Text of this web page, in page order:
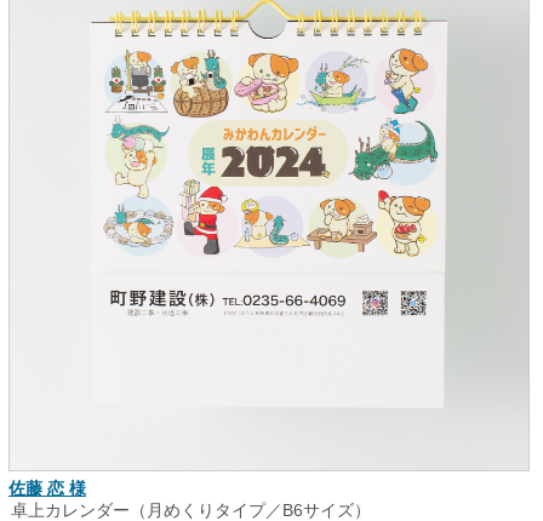
佐藤 恋 様
卓上カレンダー（月めくりタイプ／B6サイズ）